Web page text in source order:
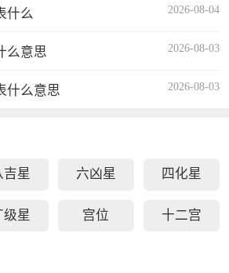
什么 2026-08-04
么意思 2026-08-03
什么意思 2026-08-03
吉星 六凶星 四化星
级星 宫位 十二宫